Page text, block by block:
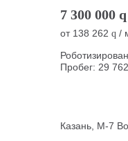
7 300 000 q
от 138 262 q /
Пробег: 29
Казань, М-7